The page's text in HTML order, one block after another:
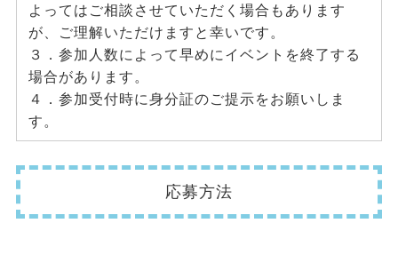
よってはご相談させていただく場合もあります
が、ご理解いただけますと幸いです。
３．参加人数によって早めにイベントを終了する
場合があります。
４．参加受付時に身分証のご提示をお願いしま
す。
応募方法